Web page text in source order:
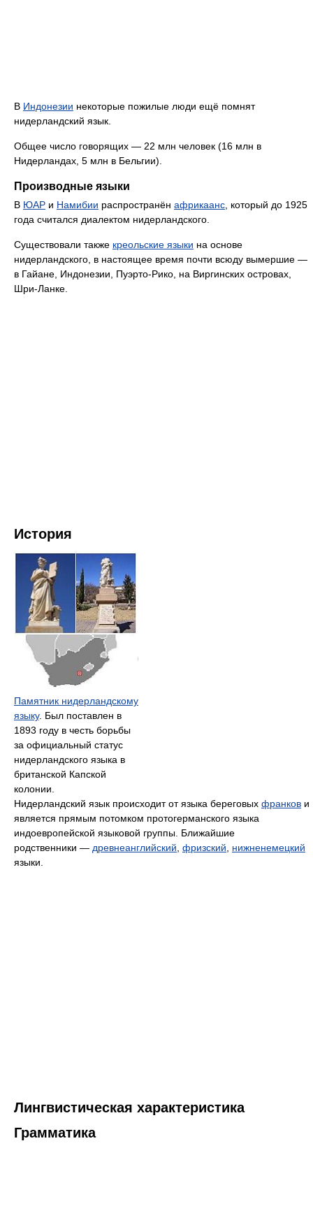
В Индонезии некоторые пожилые люди ещё помнят
нидерландский язык.
Общее число говорящих — 22 млн человек (16 млн в
Нидерландах, 5 млн в Бельгии).
Производные языки
В ЮАР и Намибии распространён африкаанс , который до 1925
года считался диалектом нидерландского.
Существовали также креольские языки на основе
нидерландского, в настоящее время почти всюду вымершие —
в Гайане, Индонезии, Пуэрто-Рико, на Виргинских островах,
Шри-Ланке.
История
Памятник нидерландскому
языку. Был поставлен в
1893 году в честь борьбы
за официальный статус
нидерландского языка в
британской Капской
колонии.
Нидерландский язык происходит от языка береговых франков и
является прямым потомком протогерманского языка
индоевропейской языковой группы. Ближайшие
родственники — древнеанглийский фризский
нижненемецкий
языки.
Лингвистическая характеристика
Грамматика